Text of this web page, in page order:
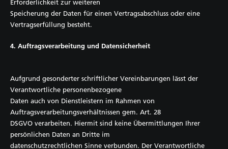
Erforderlichkeit zur weiteren
Speicherung der Daten für einen Vertragsabschluss oder eine
Vertragserfüllung besteht.
4. Auftragsverarbeitung und Datensicherheit
Aufgrund gesonderter schriftlicher Vereinbarungen lässt der
Verantwortliche personenbezogene
Daten auch von Dienstleistern im Rahmen von
Auftragsverarbeitungsverhältnissen gem. Art. 28
DSGVO verarbeiten. Hiermit sind keine Übermittlungen Ihrer
persönlichen Daten an Dritte im
datenschutzrechtlichen Sinne verbunden. Der Verantwortliche